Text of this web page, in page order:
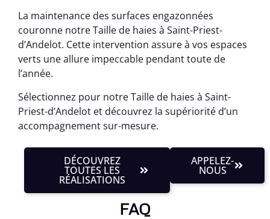
La maintenance des surfaces engazonnées
couronne notre Taille de haies à Saint-Priest-
d’Andelot. Cette intervention assure à vos espaces
verts une allure impeccable pendant toute de
l’année.
Sélectionnez pour notre Taille de haies à Saint-
Priest-d’Andelot et découvrez la supériorité d’un
accompagnement sur-mesure.
DÉCOUVREZ
TOUTES LES
RÉALISATIONS
APPELEZ-
NOUS
FAQ